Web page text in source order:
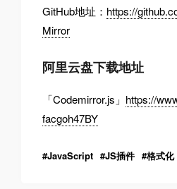
GitHub地址： https://
Mirror
阿里云盘下载地址
「Codemirror.js」 https://
facgoh47BY
JavaScript JS插件 格式化